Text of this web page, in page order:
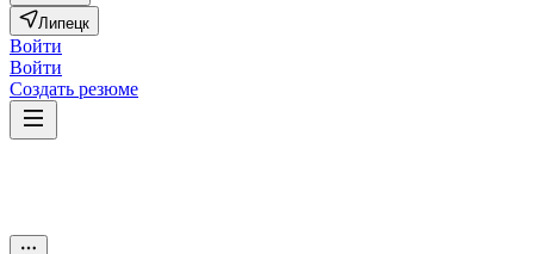
Липецк
Войти
Войти
Создать резюме